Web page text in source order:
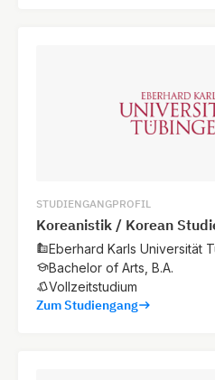
STUDIENGANGPROFIL
Koreanistik / Korean
Eberhard Karls Universität
Bachelor of Arts, B.A.
Vollzeitstudium
Zum Studiengang